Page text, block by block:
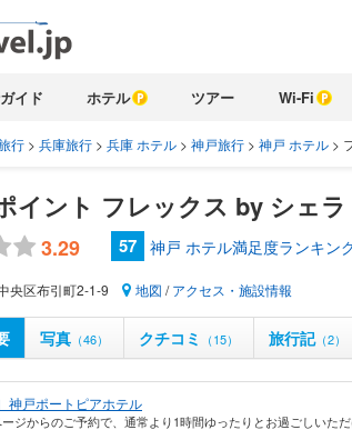
イド ホテル ツアー Wi-Fi
行 > 兵庫旅行 > 兵庫 ホテル > 神戸旅行 > 神戸 ホテル >
イント フレックス by シェ
3.29 57 神戸 ホテル満足度ランキン
央区布引町2-1-9 地図 /アクセス・施設情報
写真 （46） クチコミ （15） 旅行記（2）
神戸ポートピアホテル
ジからのご予約で、通常より1時間ゆったりとお過ごしいた